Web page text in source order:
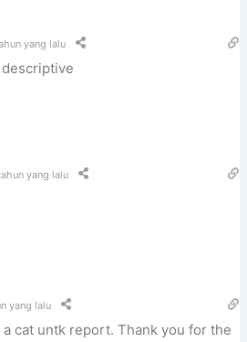
yang lalu
yang lalu
yang lalu
cat untk report. Thank you for the